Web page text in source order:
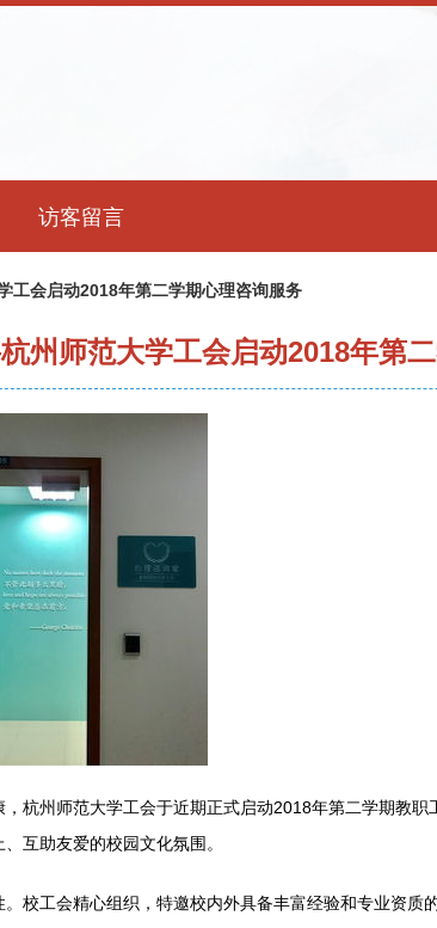
访客留言
会启动2018年第二学期心理咨询服务
师范大学工会启动2018年第
杭州师范大学工会于近期正式启动2018年第二学期教
互助友爱的校园文化氛围。
校工会精心组织，特邀校内外具备丰富经验和专业资质